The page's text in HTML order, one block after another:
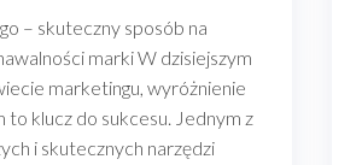
– skuteczny sposób na
marki W dzisiejszym
marketingu, wyróżnienie
to klucz do sukcesu. Jednym z
i skutecznych narzędzi